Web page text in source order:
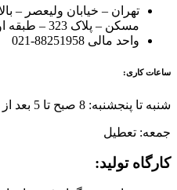
تهران – خیابان ولیعصر –
مسکن – پلاک 323 – طبقه اول – واحد B2
واحد مالی 88251958-021
ساعات کاری:
شنبه تا پنجشنبه: 8 صبح تا 5 بعد از ظهر
جمعه: تعطیل
کارگاه تولید: